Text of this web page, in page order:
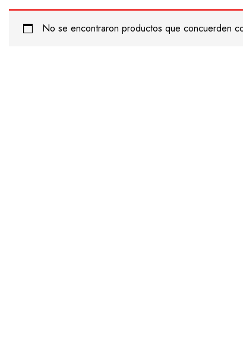
No se encontraron productos que concuerden